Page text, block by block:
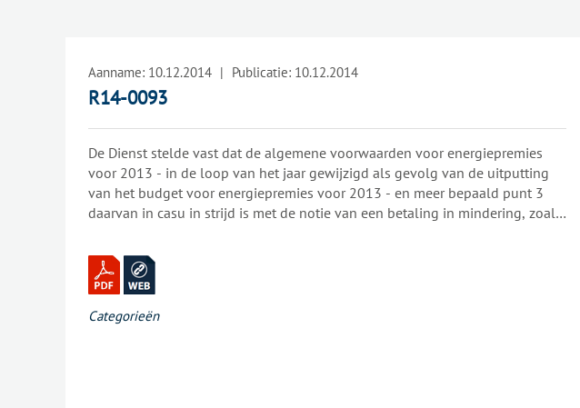
Aanname: 10.12.2014 | Publicatie: 10.12.2014
R14-0093
De Dienst stelde vast dat de algemene voorwaarden voor energiepremies
voor 2013 - in de loop van het jaar gewijzigd als gevolg van de uitputting
van het budget voor energiepremies voor 2013 - en meer bepaald punt 3
daarvan in casu in strijd is met de notie van een betaling in mindering, zoals
tot bepaling van de algemene uitvoeringsregels van de
overheidsopdrachten en van de concessies voor openbare werken : "betaling
in mindering : betaling van een deel van de opdracht na verstrekte en
aanvaarde prestaties".In het onderhavige geval had dit conflict tot gevolg dat
Categorieën